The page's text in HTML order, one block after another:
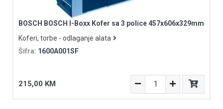
BOSCH BOSCH I-Boxx Kofer sa 3 police 457x606x329mm
Koferi, torbe - odlaganje alata
Šifra: 1600A001SF
215,00 KM